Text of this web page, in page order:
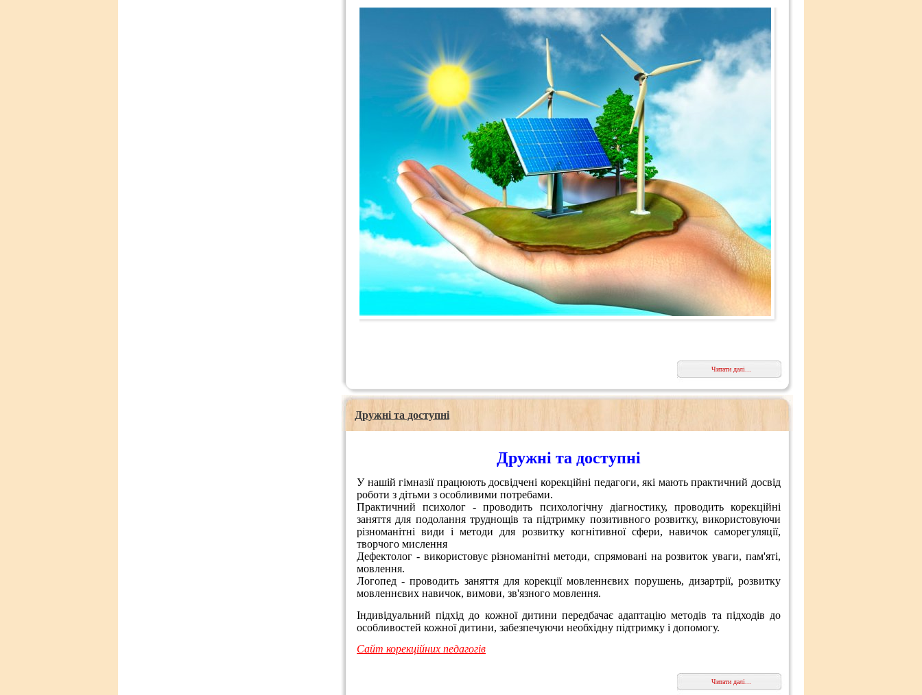
Читати далі...
Дружні та доступні
Дружні та доступні
У нашій гімназії працюють досвідчені корекційні педагоги, які мають практичний досвід
роботи з дітьми з особливими потребами.
Практичний психолог - проводить психологічну діагностику, проводить корекційні
заняття для подолання труднощів та підтримку позитивного розвитку, використовуючи
різноманітні види і методи для розвитку когнітивної сфери, навичок саморегуляції,
творчого мислення
Дефектолог - використовує різноманітні методи, спрямовані на розвиток уваги, пам'яті,
мовлення.
Логопед - проводить заняття для корекції мовленнєвих порушень, дизартрії, розвитку
мовленнєвих навичок, вимови, зв'язного мовлення.
Індивідуальний підхід до кожної дитини передбачає адаптацію методів та підходів до
особливостей кожної дитини, забезпечуючи необхідну підтримку і допомогу.
Сайт корекційних педагогів
Читати далі...